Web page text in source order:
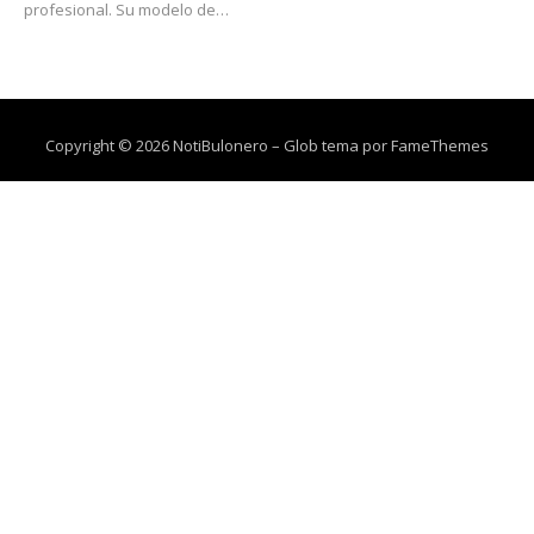
profesional. Su modelo de…
Copyright © 2026 NotiBulonero – Glob tema porFameThemes